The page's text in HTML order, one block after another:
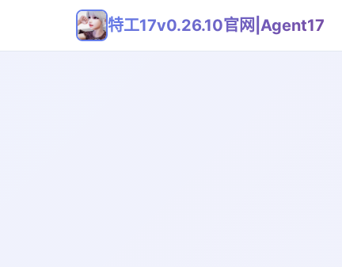
特工17v0.26.10官网|Agent17